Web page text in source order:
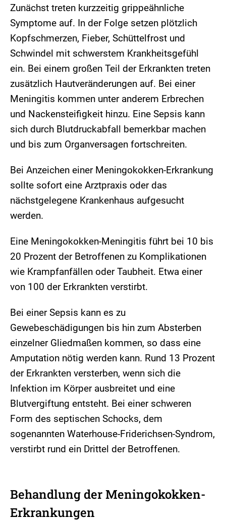
Zunächst treten kurzzeitig grippeähnliche
Symptome auf. In der Folge setzen plötzlich
Kopfschmerzen, Fieber, Schüttelfrost und
Schwindel mit schwerstem Krankheitsgefühl
ein. Bei einem großen Teil der Erkrankten treten
zusätzlich Hautveränderungen auf. Bei einer
Meningitis kommen unter anderem Erbrechen
und Nackensteifigkeit hinzu. Eine Sepsis kann
sich durch Blutdruckabfall bemerkbar machen
und bis zum Organversagen fortschreiten.
Bei Anzeichen einer Meningokokken-Erkrankung
sollte sofort eine Arztpraxis oder das
nächstgelegene Krankenhaus aufgesucht
werden.
Eine Meningokokken-Meningitis führt bei 10 bis
20 Prozent der Betroffenen zu Komplikationen
wie Krampfanfällen oder Taubheit. Etwa einer
von 100 der Erkrankten verstirbt.
Bei einer Sepsis kann es zu
Gewebeschädigungen bis hin zum Absterben
einzelner Gliedmaßen kommen, so dass eine
Amputation nötig werden kann. Rund 13 Prozent
der Erkrankten versterben, wenn sich die
Infektion im Körper ausbreitet und eine
Blutvergiftung entsteht. Bei einer schweren
Form des septischen Schocks, dem
sogenannten Waterhouse-Friderichsen-Syndrom,
verstirbt rund ein Drittel der Betroffenen.
Behandlung der Meningokokken-
Erkrankungen